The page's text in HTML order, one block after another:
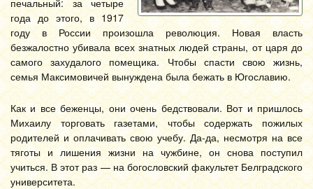
печальный: за четыре
года до этого, в 1917
году в России произошла революция. Новая власть
безжалостно убивала всех знатных людей страны, от царя до
самого захудалого помещика. Чтобы спасти свою жизнь,
семья Максимовичей вынуждена была бежать в Югославию.
Как и все беженцы, они очень бедствовали. Вот и пришлось
Михаилу торговать газетами, чтобы содержать пожилых
родителей и оплачивать свою учебу. Да-да, несмотря на все
тяготы и лишения жизни на чужбине, он снова поступил
учиться. В этот раз — на богословский факультет Белградского
университета.